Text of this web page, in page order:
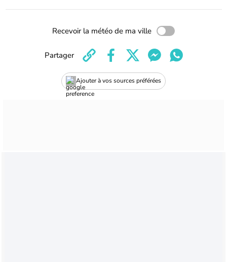
Recevoir la météo de ma ville
Ajouter à vos sources préférées
Partager